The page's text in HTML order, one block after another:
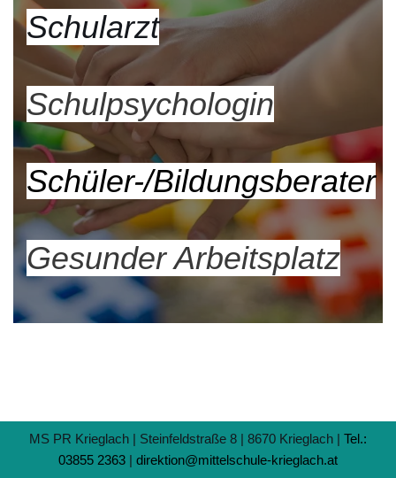
Schularzt
Schulpsychologin
Schüler-/Bildungsberater
Gesunder Arbeitsplatz
MS PR Krieglach | Steinfeldstraße 8 | 8670 Krieglach | Tel.:
03855 2363 | direktion@mittelschule-krieglach.at